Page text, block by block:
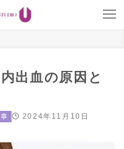
出血の原因と
2024年11月10日